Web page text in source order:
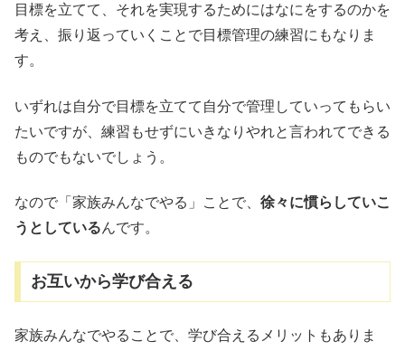
目標を立てて、それを実現するためにはなにをするのかを
考え、振り返っていくことで目標管理の練習にもなりま
す。
いずれは自分で目標を立てて自分で管理していってもらい
たいですが、練習もせずにいきなりやれと言われてできる
ものでもないでしょう。
なので「家族みんなでやる」ことで、 徐々に慣らしていこ
うとしているんです。
お互いから学び合える
家族みんなでやることで、学び合えるメリットもありま